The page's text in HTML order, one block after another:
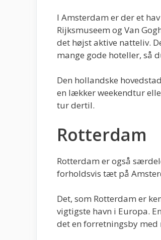
I Amsterdam er der et
Rijksmuseem og Van
det højst aktive natteliv.
mange gode hoteller, så
Den hollandske
en lækker weekendtur
tur dertil.
Rotterdam
Rotterdam er også
forholdsvis tæt på
Det, som Rotterdam er
vigtigste havn i Europa.
det en forretningsby med